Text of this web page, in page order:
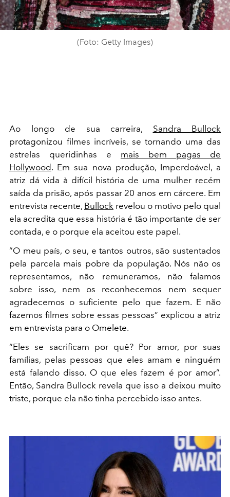
(Foto: Getty Images)
Ao longo de sua carreira, Sandra Bullock
protagonizou filmes incríveis, se tornando uma das
estrelas queridinhas e mais bem pagas de
Hollywood. Em sua nova produção, Imperdoável, a
atriz dá vida à difícil história de uma mulher recém
saída da prisão, após passar 20 anos em cárcere. Em
entrevista recente, Bullock revelou o motivo pelo qual
ela acredita que essa história é tão importante de ser
contada, e o porque ela aceitou este papel.
“O meu país, o seu, e tantos outros, são sustentados
pela parcela mais pobre da população. Nós não os
representamos, não remuneramos, não falamos
sobre isso, nem os reconhecemos nem sequer
agradecemos o suficiente pelo que fazem. E não
fazemos filmes sobre essas pessoas” explicou a atriz
em entrevista para o Omelete.
“Eles se sacrificam por quê? Por amor, por suas
famílias, pelas pessoas que eles amam e ninguém
está falando disso. O que eles fazem é por amor”.
Então, Sandra Bullock revela que isso a deixou muito
triste, porque ela não tinha percebido isso antes.